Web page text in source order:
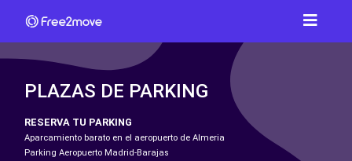
PLAZAS DE PARKING
RESERVA TU PARKING
Aparcamiento barato en el aeropuerto de Almeria
Parking Aeropuerto Madrid-Barajas